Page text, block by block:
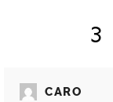
3
CARO